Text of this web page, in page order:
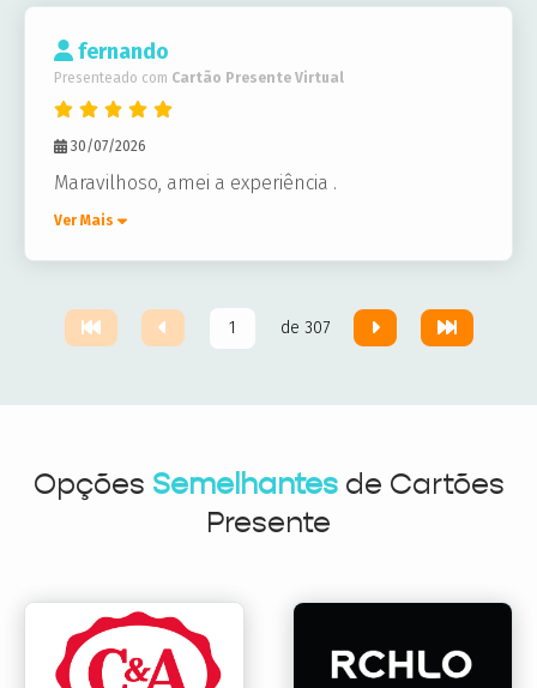
fernando
Presenteado com Cartão Presente Virtual
30/07/2026
Maravilhoso, amei a experiência .
Ver Mais
de 307
Opções Semelhantesde Cartões
Presente